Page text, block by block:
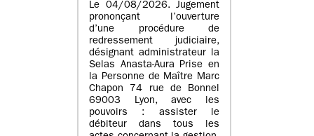
Le 04/08/2026. Jugement
prononçant l’ouverture
d’une procédure de
redressement judiciaire,
désignant administrateur la
Selas Anasta-Aura Prise en
la Personne de Maître Marc
Chapon 74 rue de Bonnel
69003 Lyon, avec les
pouvoirs : assister le
débiteur dans tous les